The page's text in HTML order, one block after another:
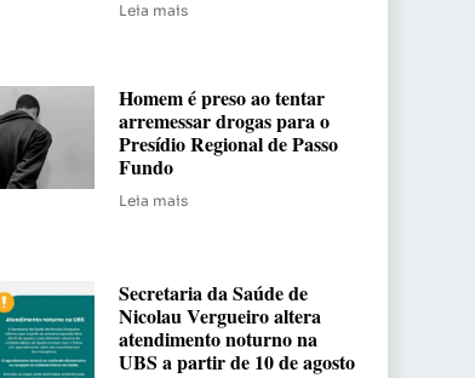
Leia mais
Homem é preso ao tentar
arremessar drogas para o
Presídio Regional de Passo
Fundo
Leia mais
Secretaria da Saúde de
Nicolau Vergueiro altera
atendimento noturno na
UBS a partir de 10 de agosto